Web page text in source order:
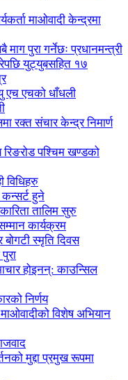
माओवादी केन्द्रमा
पुरा गर्नेछः प्रधानमन्त्री
युट्युबसहित १७
एच एचको धाँधली
रक्त संचार केन्द्र निमार्ण
रिङरोड पश्चिम खण्डको
विधिहरु
हुने
तालिम सुरु
कार्यक्रम
बोगटी स्मृति दिवस
होइनन्: काउन्सिल
निर्णय
विशेष अभियान
मुद्दा प्रमुख रूपमा